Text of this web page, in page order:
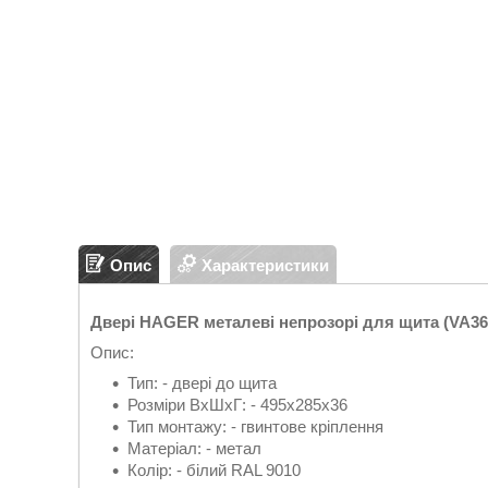
Опис Характеристики
Двері HAGER металеві непрозорі для щита
Опис:
Тип: - двері до щита
Розміри ВхШхГ: - 495х285х36
Тип монтажу: - гвинтове кріплення
Матеріал: - метал
Колір: - білий RAL 9010